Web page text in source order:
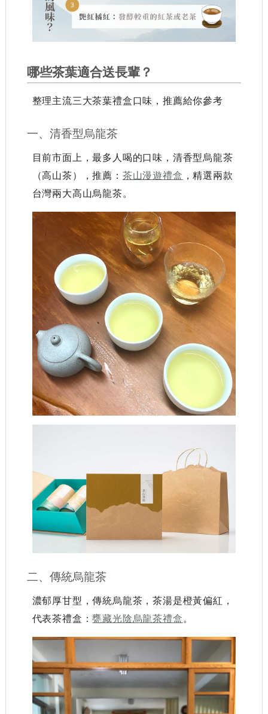
哪些茶葉適合送長輩？
整理主流三大茶葉禮盒口味，推薦給你參考
一、清香型烏龍茶
目前市面上，最多人喝的口味，清香型烏龍茶
（高山茶），推薦： 茶山漫遊禮盒 ，精選兩款
台灣兩大高山烏龍茶。
二、傳統烏龍茶
濃郁厚甘型，傳統烏龍茶，茶湯是橙黃偏紅，
代表茶禮盒：甕藏光陰烏龍茶禮盒 。